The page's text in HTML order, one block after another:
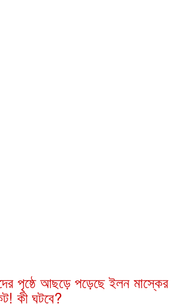
পৃষ্ঠে আছড়ে পড়েছে ইলন মাস্কের
কী ঘটবে?